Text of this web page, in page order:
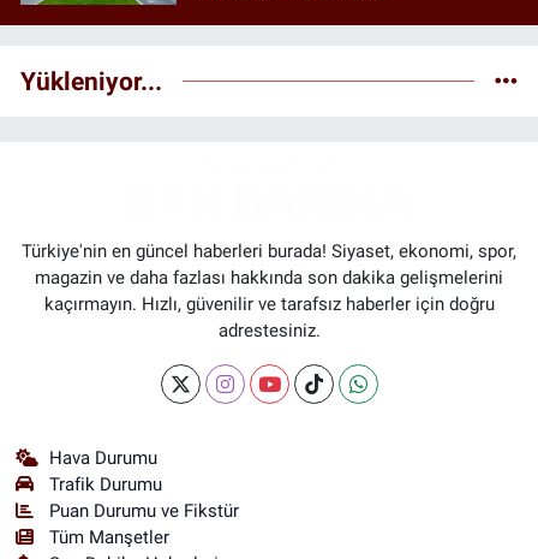
Yükleniyor...
Türkiye'nin en güncel haberleri burada! Siyaset, ekonomi, spor,
magazin ve daha fazlası hakkında son dakika gelişmelerini
kaçırmayın. Hızlı, güvenilir ve tarafsız haberler için doğru
adrestesiniz.
Hava Durumu
Trafik Durumu
Puan Durumu ve Fikstür
Tüm Manşetler